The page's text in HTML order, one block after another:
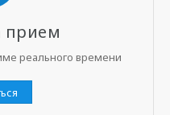
прием
реального времени